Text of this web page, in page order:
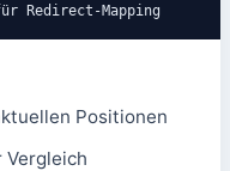
Redirect-Mapping
Positionen
Vergleich